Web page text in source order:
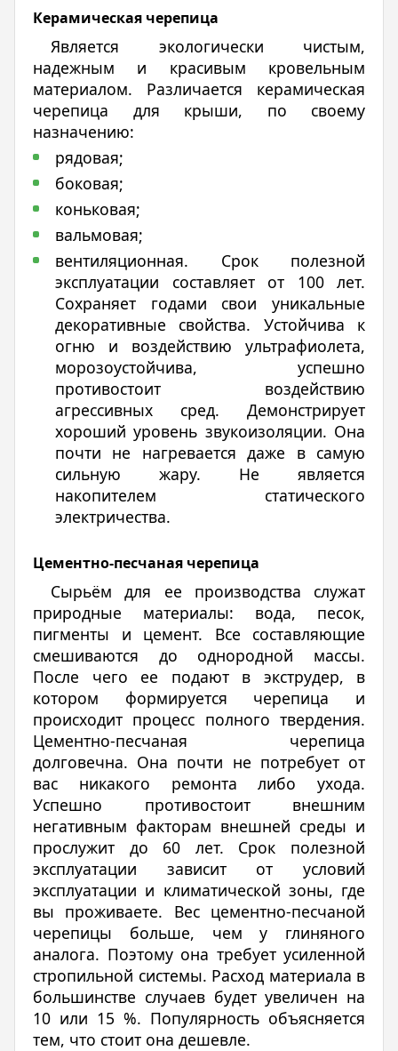
Керамическая черепица
Является экологически чистым,
надежным и красивым кровельным
материалом. Различается керамическая
черепица для крыши, по своему
назначению:
рядовая;
боковая;
коньковая;
вальмовая;
вентиляционная. Срок полезной
эксплуатации составляет от 100 лет.
Сохраняет годами свои уникальные
декоративные свойства. Устойчива к
огню и воздействию ультрафиолета,
морозоустойчива, успешно
противостоит воздействию
агрессивных сред. Демонстрирует
хороший уровень звукоизоляции. Она
почти не нагревается даже в самую
сильную жару. Не является
накопителем статического
электричества.
Цементно-песчаная черепица
Сырьём для ее производства служат
природные материалы: вода, песок,
пигменты и цемент. Все составляющие
смешиваются до однородной массы.
После чего ее подают в экструдер, в
котором формируется черепица и
происходит процесс полного твердения.
Цементно-песчаная черепица
долговечна. Она почти не потребует от
вас никакого ремонта либо ухода.
Успешно противостоит внешним
негативным факторам внешней среды и
прослужит до 60 лет. Срок полезной
эксплуатации зависит от условий
эксплуатации и климатической зоны, где
вы проживаете. Вес цементно-песчаной
черепицы больше, чем у глиняного
аналога. Поэтому она требует усиленной
стропильной системы. Расход материала в
большинстве случаев будет увеличен на
10 или 15 %. Популярность объясняется
тем, что стоит она дешевле.